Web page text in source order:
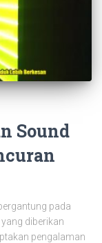
Sound
pada
diberikan
pengalaman